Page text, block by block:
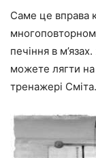
Саме це вправа
печіння в
можете лягти на
тренажері Сміта.